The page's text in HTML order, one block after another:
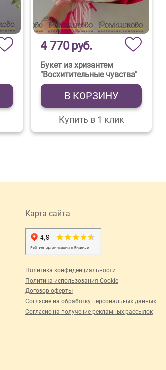
4 770руб.
Букет из хризантем
"Восхитительные чувства"
В КОРЗИНУ
Купить в 1 клик
Карта сайта
Политика конфиденциальности
Политика использования Cookie
Договор оферты
Согласие на обработку персональных данных
Согласие на получение рекламных рассылок